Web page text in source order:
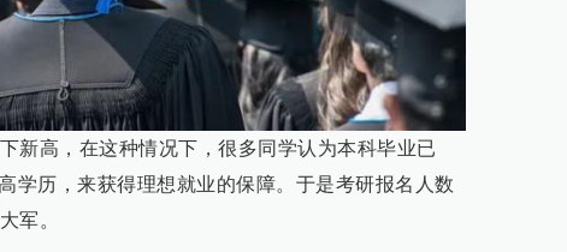
新高，在这种情况下，很多同学认为本科毕业已
学历，来获得理想就业的保障。于是考研报名人数
军。